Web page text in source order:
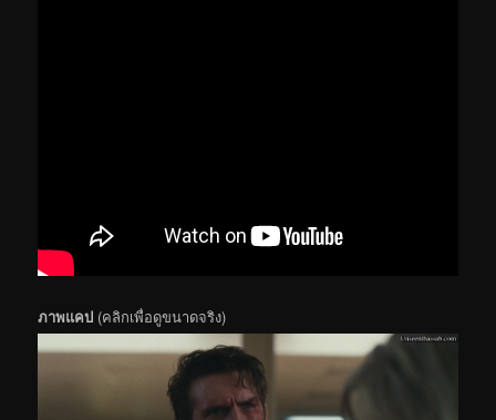
ภาพแคป (คลิกเพื่อดูขนาดจริง)